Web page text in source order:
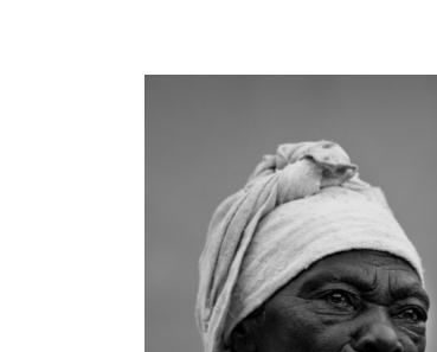
Design
GALLERY SINGLE